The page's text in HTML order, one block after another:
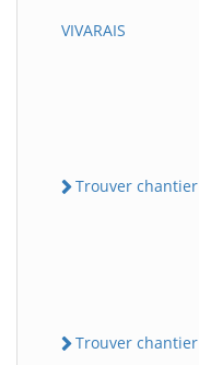
VIVARAIS
Trouver chantier
Trouver chantier